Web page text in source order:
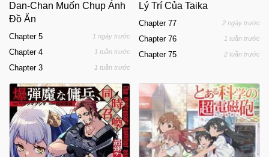
Dan-Chan Muốn Chụp Ảnh
Đồ Ăn
Chapter 5 1 ngày trước
Chapter 4 1 tuần trước
Chapter 3 1 tuần trước
Lý Trí Của Taika
Chapter 77 2 ngày trước
Chapter 76 1 tuần trước
Chapter 75 2 tuần trước